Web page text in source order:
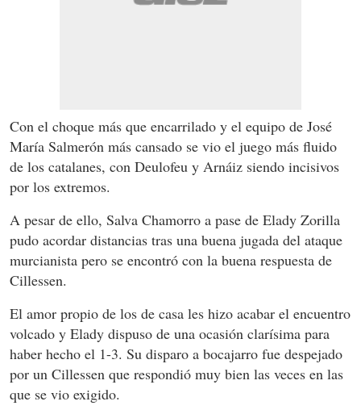
Con el choque más que encarrilado y el equipo de José
María Salmerón más cansado se vio el juego más fluido
de los catalanes, con Deulofeu y Arnáiz siendo incisivos
por los extremos.
A pesar de ello, Salva Chamorro a pase de Elady Zorilla
pudo acordar distancias tras una buena jugada del ataque
murcianista pero se encontró con la buena respuesta de
Cillessen.
El amor propio de los de casa les hizo acabar el encuentro
volcado y Elady dispuso de una ocasión clarísima para
haber hecho el 1-3. Su disparo a bocajarro fue despejado
por un Cillessen que respondió muy bien las veces en las
que se vio exigido.